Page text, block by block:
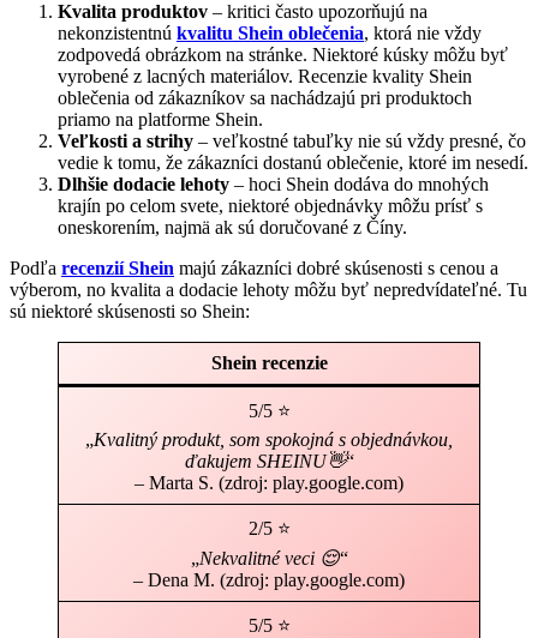
Kvalita produktov – kritici často upozorňujú na
nekonzistentnú kvalitu Shein oblečenia, ktorá nie vždy
zodpovedá obrázkom na stránke. Niektoré kúsky môžu byť
vyrobené z lacných materiálov. Recenzie kvality Shein
oblečenia od zákazníkov sa nachádzajú pri produktoch
priamo na platforme Shein.
Veľkosti a strihy – veľkostné tabuľky nie sú vždy presné, čo
vedie k tomu, že zákazníci dostanú oblečenie, ktoré im nesedí.
Dlhšie dodacie lehoty – hoci Shein dodáva do mnohých
krajín po celom svete, niektoré objednávky môžu prísť s
oneskorením, najmä ak sú doručované z Číny.
Podľa recenzií Shein majú zákazníci dobré skúsenosti s cenou a
výberom, no kvalita a dodacie lehoty môžu byť nepredvídateľné. Tu
sú niektoré skúsenosti so Shein:
Shein recenzie
5/5 ⭐
„Kvalitný produkt, som spokojná s objednávkou,
ďakujem SHEINU👋“
– Marta S. (zdroj: play.google.com)
2/5 ⭐
„Nekvalitné veci 😌“
– Dena M. (zdroj: play.google.com)
5/5 ⭐